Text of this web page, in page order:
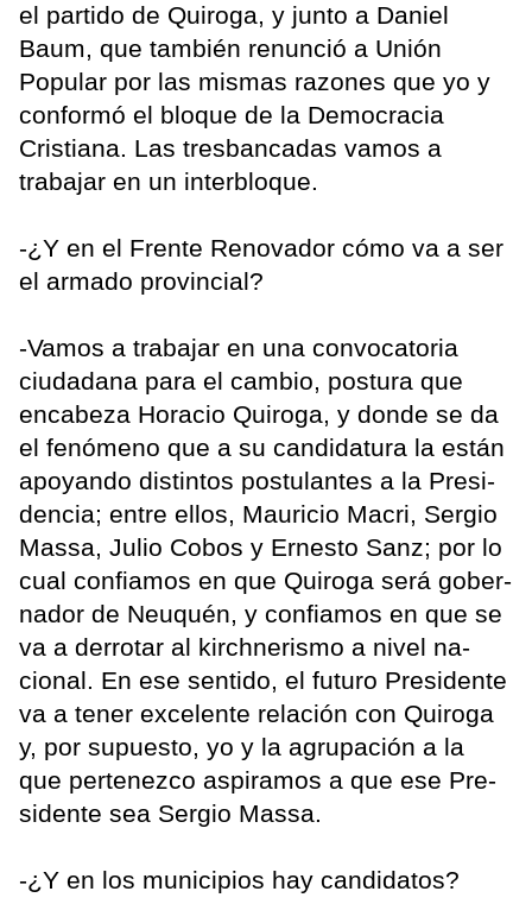
el partido de Quiroga, y junto a Daniel
Baum, que también renunció a Unión
Popular por las mismas razones que yo y
conformó el bloque de la Democracia
Cristiana. Las tresbancadas vamos a
trabajar en un interbloque.
-¿Y en el Frente Renovador cómo va a ser
el armado provincial?
-Vamos a trabajar en una convocatoria
ciudadana para el cambio, postura que
encabeza Horacio Quiroga, y donde se da
el fenómeno que a su candidatura la están
apoyando distintos postulantes a la Presi-
dencia; entre ellos, Mauricio Macri, Sergio
Massa, Julio Cobos y Ernesto Sanz; por lo
cual confiamos en que Quiroga será gober-
nador de Neuquén, y confiamos en que se
va a derrotar al kirchnerismo a nivel na-
cional. En ese sentido, el futuro Presidente
va a tener excelente relación con Quiroga
y, por supuesto, yo y la agrupación a la
que pertenezco aspiramos a que ese Pre-
sidente sea Sergio Massa.
-¿Y en los municipios hay candidatos?